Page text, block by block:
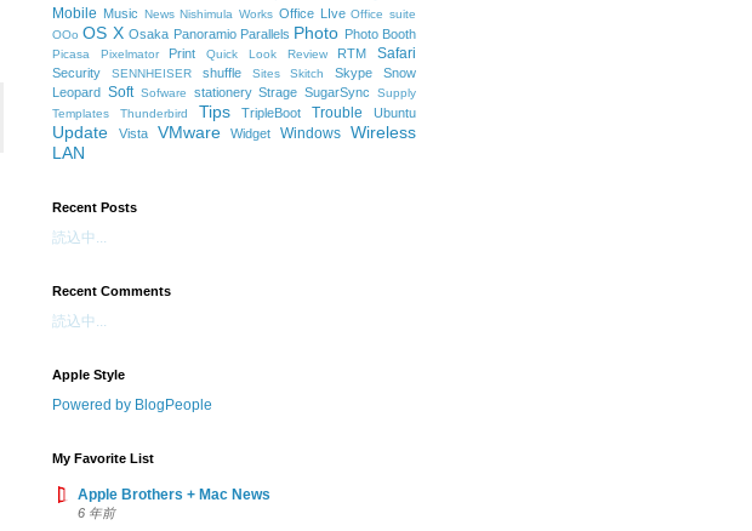
Mobile Music News Nishimula Works Office LIve Office suite
OOo OS X Osaka Panoramio Parallels Photo Photo Booth
Picasa Pixelmator Print Quick Look Review RTM Safari
Security SENNHEISER shuffle Sites Skitch Skype
Snow
Leopard Soft Sofware stationery Strage SugarSync
Supply
Templates
Thunderbird Tips TripleBoot Trouble Ubuntu
Update Vista VMware Widget Windows Wireless
LAN
Recent Posts
読込中...
Recent Comments
読込中...
Apple Style
Powered by BlogPeople
My Favorite List
Apple Brothers + Mac News
6 年前